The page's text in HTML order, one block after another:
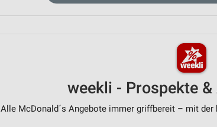
weekli - Prospekte &
Alle McDonald´s Angebote immer griffbereit – mit